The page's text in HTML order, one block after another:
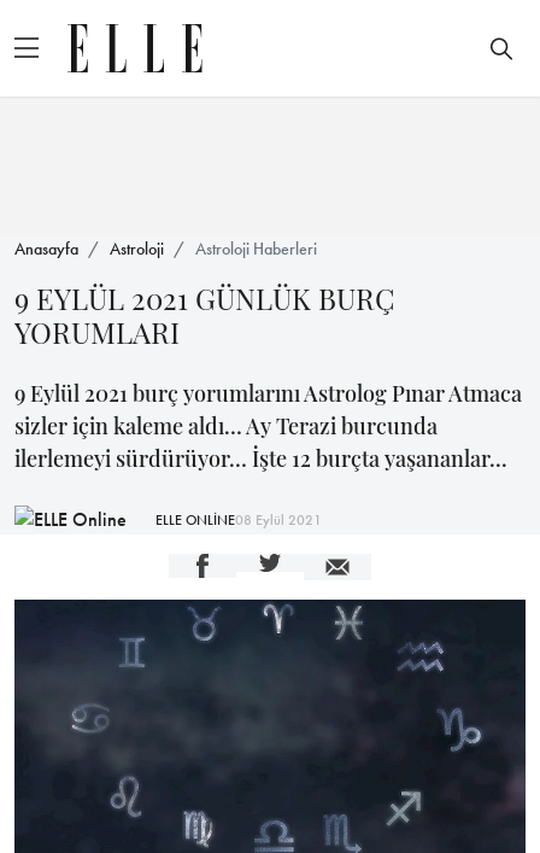
Anasayfa Astroloji Astroloji Haberleri
9 EYLÜL 2021 GÜNLÜK BURÇ
YORUMLARI
9 Eylül 2021 burç yorumlarını Astrolog Pınar Atmaca
sizler için kaleme aldı… Ay Terazi burcunda
ilerlemeyi sürdürüyor… İşte 12 burçta yaşananlar...
ELLE ONLİNE08 Eylül 2021